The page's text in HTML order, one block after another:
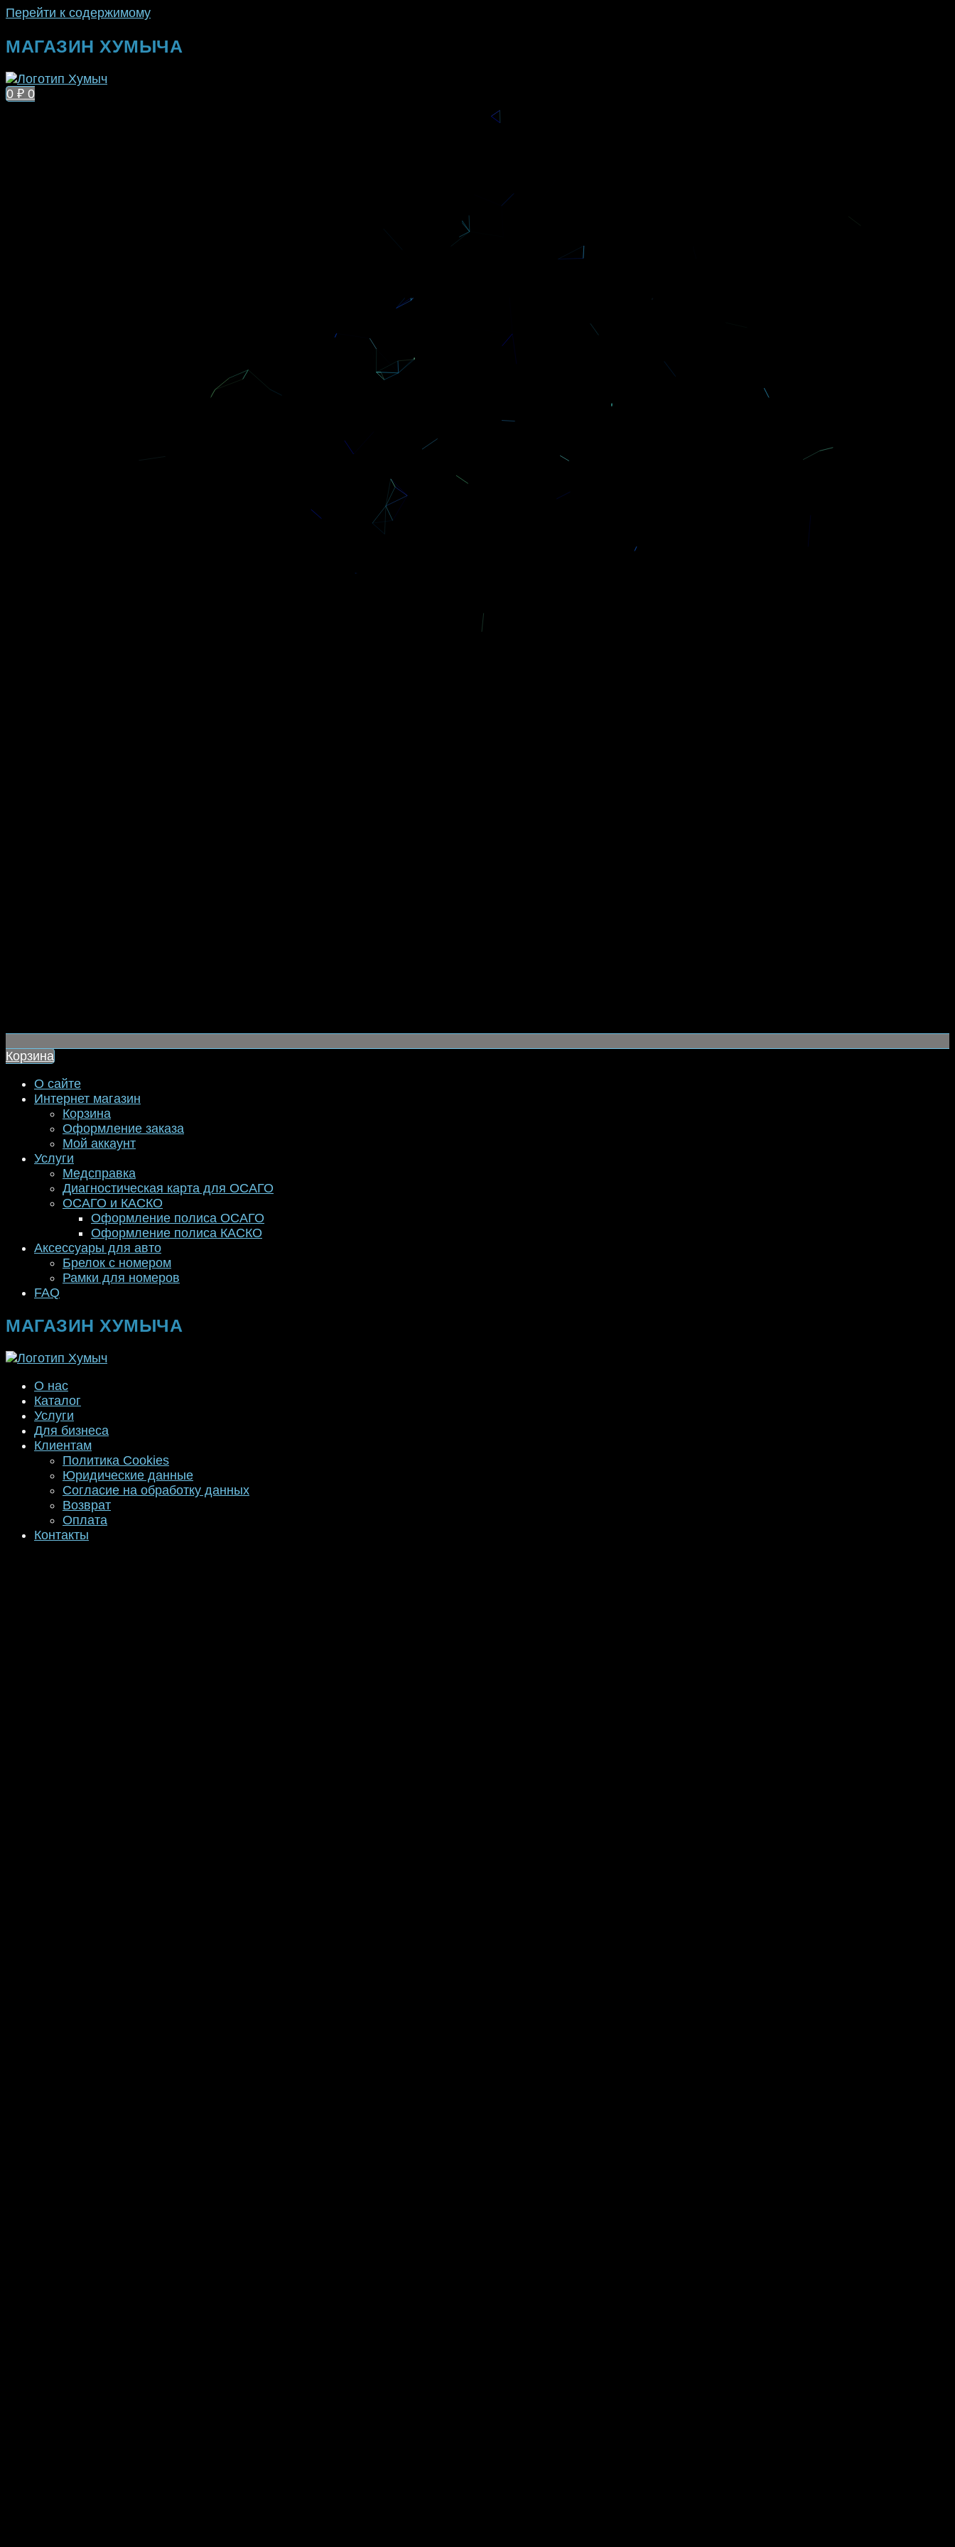
Перейти к содержимому
МАГАЗИН ХУМЫЧА
0 ₽ 0
Корзина
О сайте
Интернет магазин
Корзина
Оформление заказа
Мой аккаунт
Услуги
Медсправка
Диагностическая карта для ОСАГО
ОСАГО и КАСКО
Оформление полиса ОСАГО
Оформление полиса КАСКО
Аксессуары для авто
Брелок с номером
Рамки для номеров
FAQ
МАГАЗИН ХУМЫЧА
О нас
Каталог
Услуги
Для бизнеса
Клиентам
Политика Cookies
Юридические данные
Согласие на обработку данных
Возврат
Оплата
Контакты